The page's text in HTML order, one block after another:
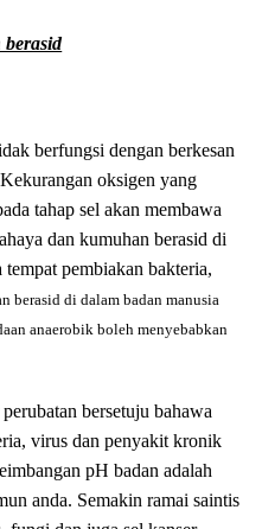
berasid
berfungsi dengan berkesan
oksigen yang
tahap sel akan membawa
dan kumuhan berasid di
pembiakan bakteria,
berasid di dalam badan manusia
anaerobik boleh menyebabkan
bersetuju bahawa
virus dan penyakit kronik
pH badan adalah
anda. Semakin ramai saintis